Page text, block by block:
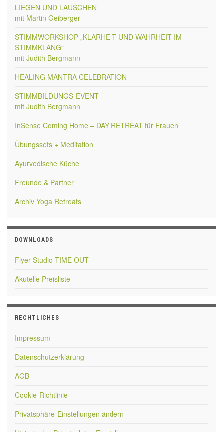
LIEGEN UND LAUSCHEN
mit Martin Geiberger
STIMMWORKSHOP „KLARHEIT UND WAHRHEIT IM
STIMMKLANG“
mit Judith Bergmann
HEALING MANTRA CELEBRATION
STIMMBILDUNGS-EVENT
mit Judith Bergmann
InSense Coming Home – DAY RETREAT für Frauen
Übungssets + Meditation
Ayurvedische Küche
Freunde & Partner
Archiv Yoga Retreats
DOWNLOADS
Flyer Studio TIME OUT
Akutelle Preisliste
RECHTLICHES
Impressum
Datenschutzerklärung
AGB
Cookie-Richtlinie
Privatsphäre-Einstellungen ändern